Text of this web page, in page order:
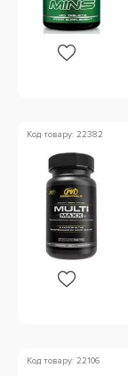
Код товару: 22382
Код товару: 22106